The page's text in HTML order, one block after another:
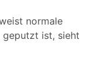
normale
geputzt ist, sieht